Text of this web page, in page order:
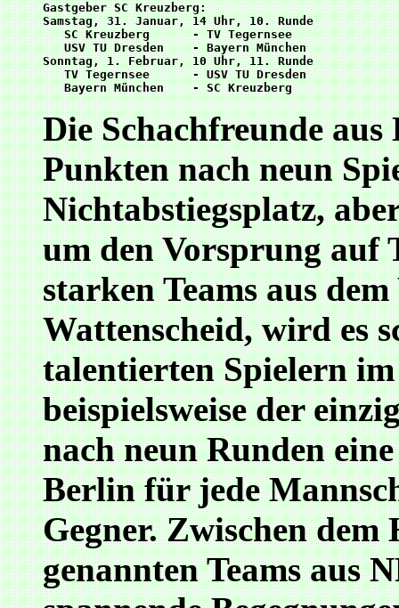
Gastgeber SC Kreuzberg:
Samstag, 31. Januar, 14 Uhr, 10. Runde
   SC Kreuzberg      - TV Tegernsee
   USV TU Dresden    - Bayern München
Sonntag, 1. Februar, 10 Uhr, 11. Runde
   TV Tegernsee      - USV TU Dresden
Die Schachfreunde
Punkten nach neun
Nichtabstiegsplatz,
um den Vorsprung auf
starken Teams aus
Wattenscheid, wird es
talentierten Spielern
beispielsweise der
nach neun Runden
Berlin für jede
Gegner. Zwischen
genannten Teams aus